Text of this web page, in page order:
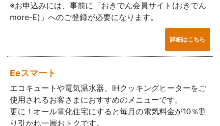
※お申込みには、事前に「おきでん会員サイト(おきでん
more-E)」へのご登録が必要になります。
詳細はこちら
Eeスマート
エコキュートや電気温水器、IHクッキングヒーターをご
使用されるお客さまにおすすめのメニューです。
更に！オール電化住宅にすると毎月の電気料金が10％割
り引かれ一層おトクです。